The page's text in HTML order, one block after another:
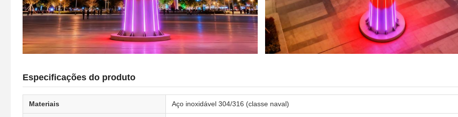
Especificações do produto
Materiais Aço inoxidável 304/316 (classe naval)